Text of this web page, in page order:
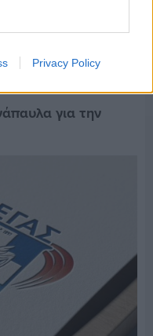
Privacy Policy
για την